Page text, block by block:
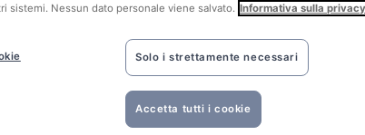
Vedi tutte le 14 foto
sistemi. Nessun dato personale viene salvato. Informativa sulla privacy
Solo i strettamente necessari
Accetta tutti i cookie